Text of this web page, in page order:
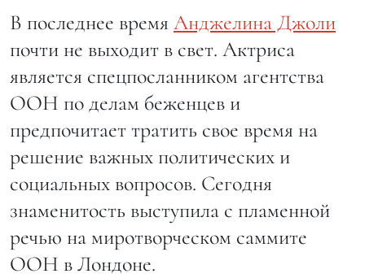
В последнее время Анджелина Джоли
почти не выходит в свет. Актриса
является спецпосланником агентства
ООН по делам беженцев и
предпочитает тратить свое время на
решение важных политических и
социальных вопросов. Сегодня
знаменитость выступила с пламенной
речью на миротворческом саммите
ООН в Лондоне.